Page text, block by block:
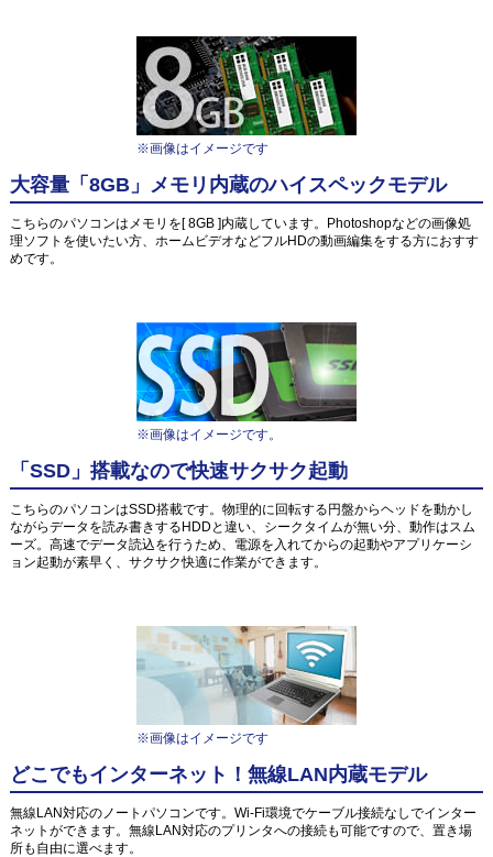
※画像はイメージです
大容量「8GB」メモリ内蔵のハイスペックモデル
こちらのパソコンはメモリを[ 8GB ]内蔵しています。Photoshopなどの画像処
理ソフトを使いたい方、ホームビデオなどフルHDの動画編集をする方におすす
めです。
※画像はイメージです。
「SSD」搭載なので快速サクサク起動
こちらのパソコンはSSD搭載です。物理的に回転する円盤からヘッドを動かし
ながらデータを読み書きするHDDと違い、シークタイムが無い分、動作はスム
ーズ。高速でデータ読込を行うため、電源を入れてからの起動やアプリケーシ
ョン起動が素早く、サクサク快適に作業ができます。
※画像はイメージです
どこでもインターネット！無線LAN内蔵モデル
無線LAN対応のノートパソコンです。Wi-Fi環境でケーブル接続なしでインター
ネットができます。無線LAN対応のプリンタへの接続も可能ですので、置き場
所も自由に選べます。